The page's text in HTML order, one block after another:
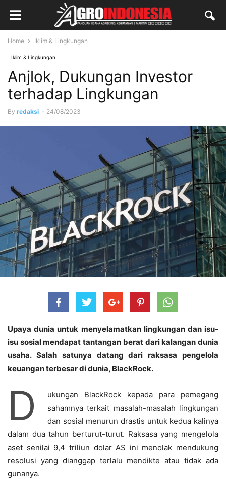
Home Iklim & Lingkungan
Iklim & Lingkungan
Anjlok, Dukungan Investor
terhadap Lingkungan
By redaksi - 24/08/2023
Upaya dunia untuk menyelamatkan lingkungan dan isu-
isu sosial mendapat tantangan berat dari kalangan dunia
usaha. Salah satunya datang dari raksasa pengelola
keuangan terbesar di dunia, BlackRock.
D
ukungan BlackRock kepada para pemegang
sahamnya terkait masalah-masalah lingkungan
dan sosial menurun drastis untuk kedua kalinya
dalam dua tahun berturut-turut. Raksasa yang mengelola
aset senilai 9,4 triliun dolar AS ini menolak mendukung
resolusi yang dianggap terlalu mendikte atau tidak ada
gunanya.